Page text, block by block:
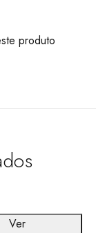
produto
Ver